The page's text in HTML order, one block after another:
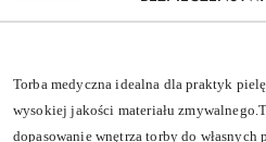
Torba medyczna idealna dla praktyk
wysokiej jakości materiału
dopasowanie wnętrza torby do własnych